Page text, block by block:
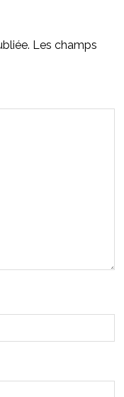
Les champs